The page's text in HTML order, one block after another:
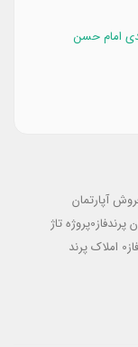
آپارتمان
تاژ
املاک پرند